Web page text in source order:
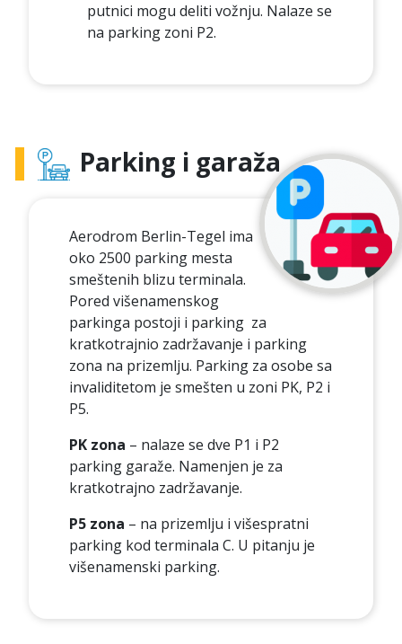
putnici mogu deliti vožnju. Nalaze se
na parking zoni P2.
Parking i garaža
Aerodrom Berlin-Tegel ima
oko 2500 parking mesta
smeštenih blizu terminala.
Pored višenamenskog
parkinga postoji i parking za
kratkotrajnio zadržavanje i parking
zona na prizemlju. Parking za osobe sa
invaliditetom je smešten u zoni PK, P2 i
P5.
PK zona – nalaze se dve P1 i P2
parking garaže. Namenjen je za
kratkotrajno zadržavanje.
P5 zona – na prizemlju i višespratni
parking kod terminala C. U pitanju je
višenamenski parking.